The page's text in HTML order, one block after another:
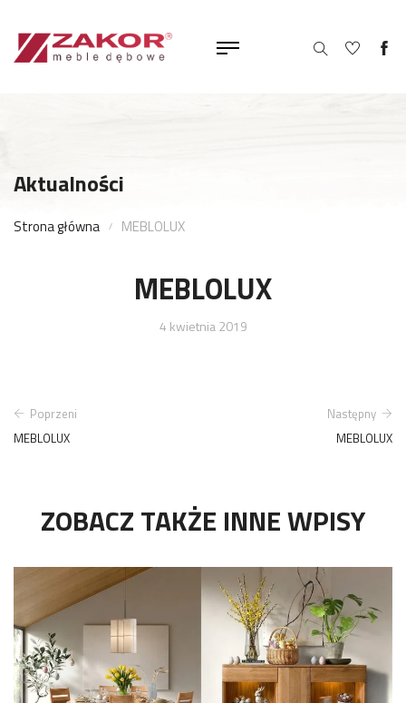
Aktualności
Strona główna MEBLOLUX
MEBLOLUX
4 kwietnia 2019
Poprzeni
MEBLOLUX
Następny
MEBLOLUX
ZOBACZ TAKŻE INNE WPISY